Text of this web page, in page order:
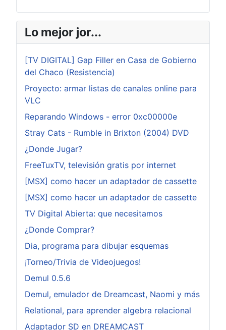
Lo mejor jor...
[TV DIGITAL] Gap Filler en Casa de Gobierno
del Chaco (Resistencia)
Proyecto: armar listas de canales online para
VLC
Reparando Windows - error 0xc00000e
Stray Cats - Rumble in Brixton (2004) DVD
¿Donde Jugar?
FreeTuxTV, televisión gratis por internet
[MSX] como hacer un adaptador de cassette
[MSX] como hacer un adaptador de cassette
TV Digital Abierta: que necesitamos
¿Donde Comprar?
Dia, programa para dibujar esquemas
¡Torneo/Trivia de Videojuegos!
Demul 0.5.6
Demul, emulador de Dreamcast, Naomi y más
Relational, para aprender algebra relacional
Adaptador SD en DREAMCAST